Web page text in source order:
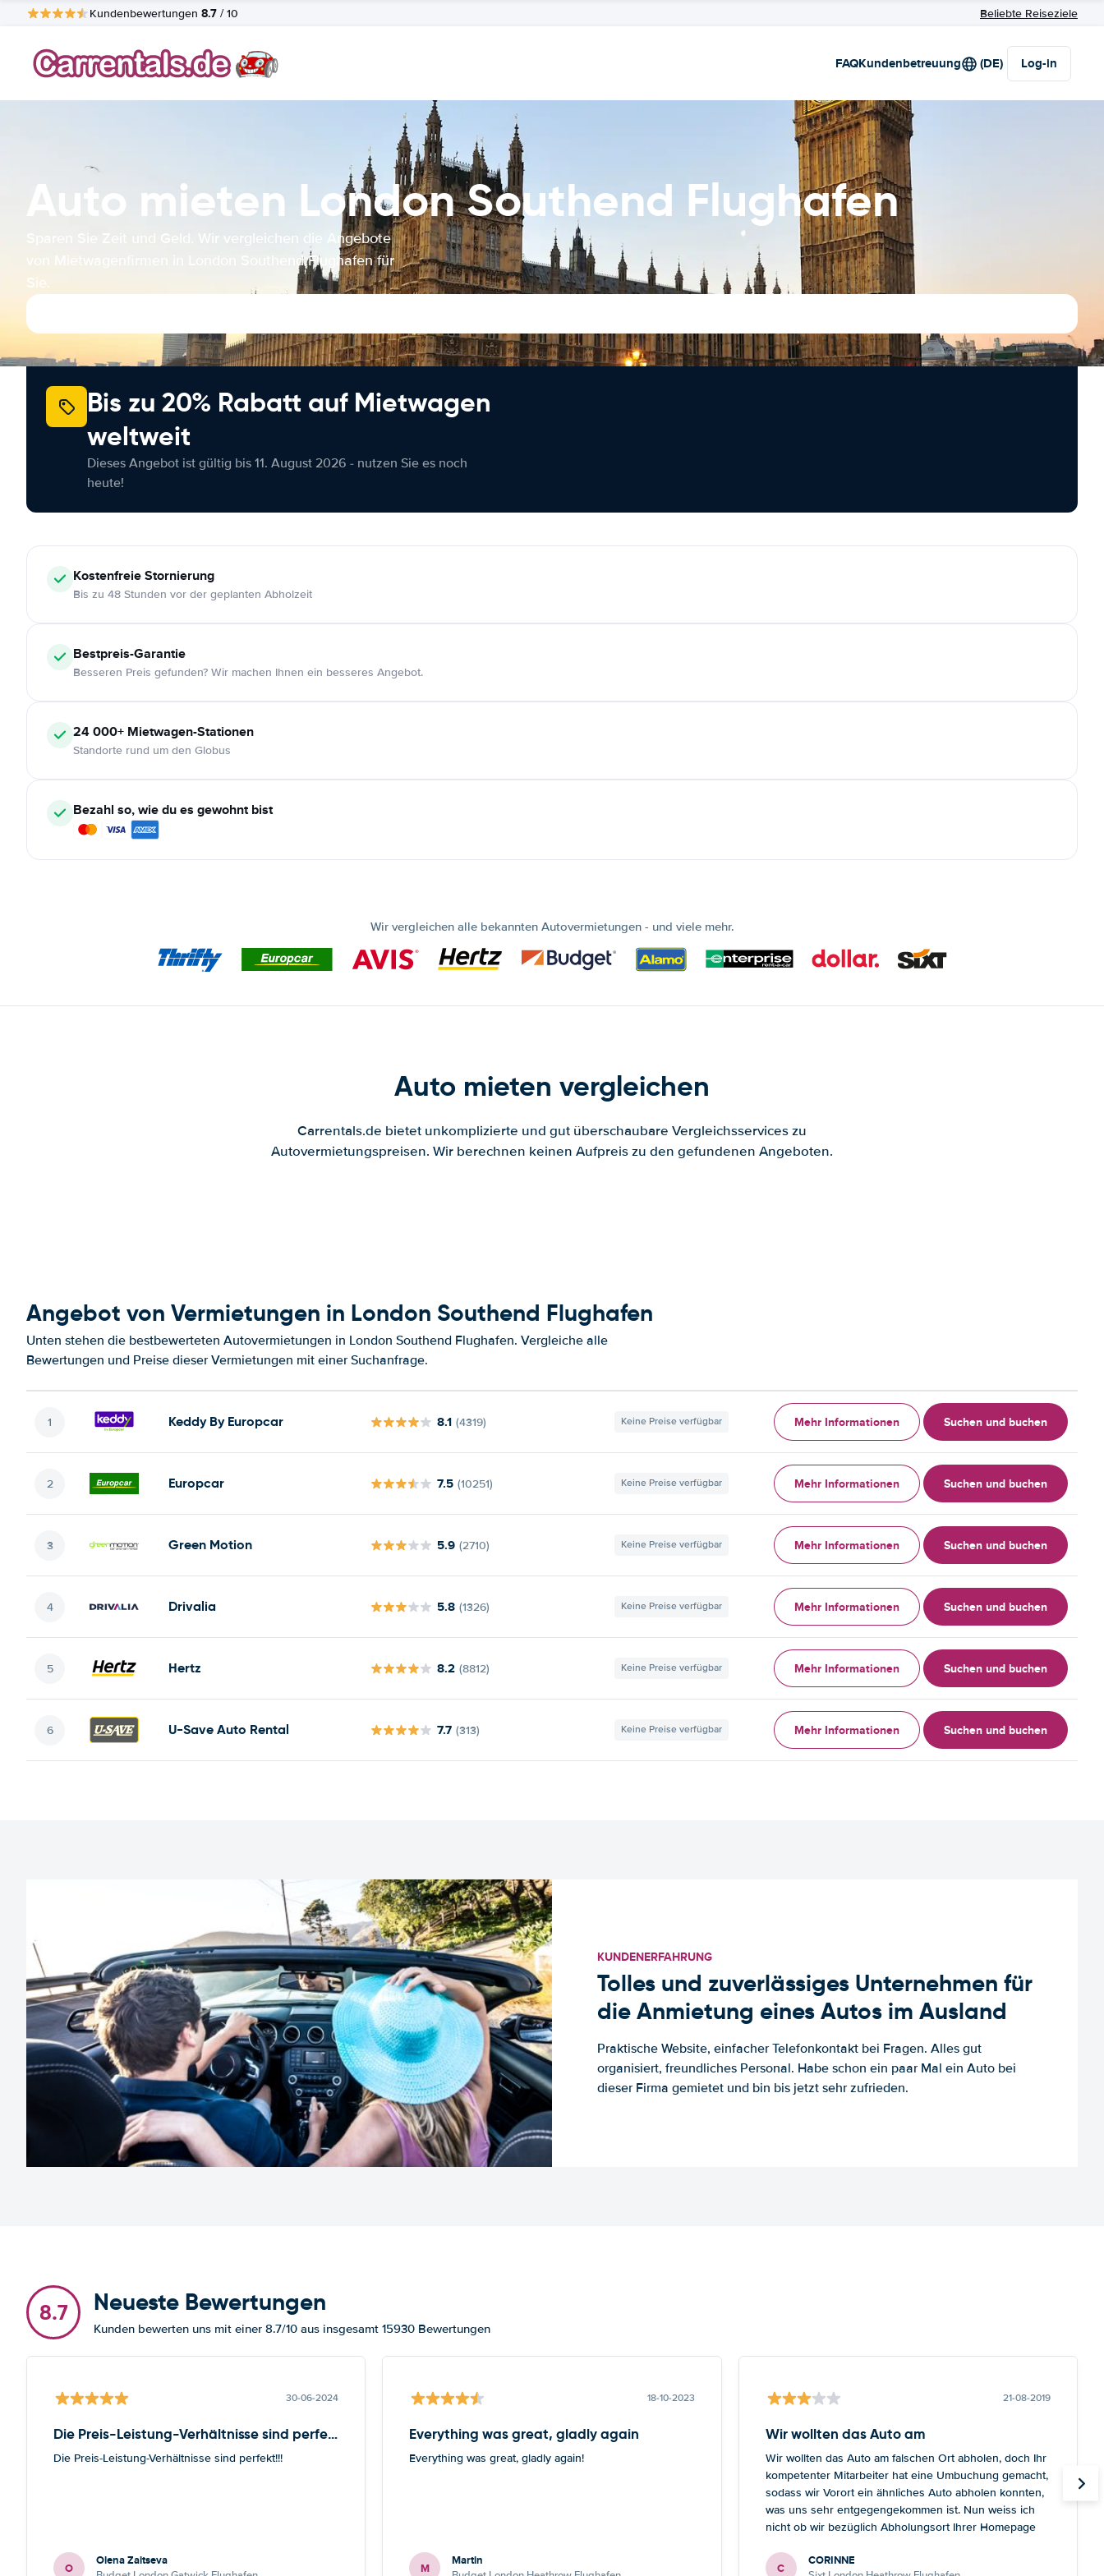
Kundenbewertungen 8.7 / 10 Beliebte Reiseziele
FAQKundenbetreuung (DE) Log-in
Auto mieten London Southend Flughafen
Sparen Sie Zeit und Geld. Wir vergleichen die Angebote
von Mietwagenfirmen in London Southend Flughafen für
Sie.
Bis zu 20% Rabatt auf Mietwagen
weltweit
Dieses Angebot ist gültig bis 11. August 2026 - nutzen Sie es noch
heute!
KostenfreieStornierung
Bis zu 48 Stunden vor der geplanten Abholzeit
Bestpreis-Garantie
Besseren Preis gefunden? Wir machen Ihnen ein besseres Angebot.
24 000+ Mietwagen-Stationen
Standorte rund um den Globus
Bezahl so, wie du es gewohnt bist
Wir vergleichen alle bekannten Autovermietungen - und viele mehr.
Auto mieten vergleichen
Carrentals.de bietet unkomplizierte und gut überschaubare Vergleichsservices zu
Autovermietungspreisen. Wir berechnen keinen Aufpreis zu den gefundenen Angeboten.
Angebot von Vermietungen in London Southend Flughafen
Unten stehen die bestbewerteten Autovermietungen in London Southend Flughafen. Vergleiche alle
Bewertungen und Preise dieser Vermietungen mit einer Suchanfrage.
Keddy By Europcar 8.1 (4319) Keine Preise verfügbar Mehr Informationen Suchen und buchen
Europcar 7.5 (10251) Keine Preise verfügbar Mehr Informationen Suchen und buchen
Green Motion 5.9 (2710) Keine Preise verfügbar Mehr Informationen Suchen und buchen
Drivalia 5.8 (1326) Keine Preise verfügbar Mehr Informationen Suchen und buchen
Hertz 8.2 (8812) Keine Preise verfügbar Mehr Informationen Suchen und buchen
U-Save Auto Rental 7.7 (313) Keine Preise verfügbar Mehr Informationen Suchen und buchen
KUNDENERFAHRUNG
Tolles und zuverlässiges Unternehmen für
die Anmietung eines Autos im Ausland
Praktische Website, einfacher Telefonkontakt bei Fragen. Alles gut
organisiert, freundliches Personal. Habe schon ein paar Mal ein Auto bei
dieser Firma gemietet und bin bis jetzt sehr zufrieden.
8.7 Neueste Bewertungen
Kunden bewerten uns mit einer 8.7/10 aus insgesamt 15930 Bewertungen
30-06-2024
Die Preis-Leistung-Verhältnisse sind perfekt!!!
Die Preis-Leistung-Verhältnisse sind perfekt!!!
O Olena Zaitseva
18-10-2023
Everything was great, gladly again
Everything was great, gladly again!
M Martin
21-08-2019
Wir wollten das Auto am
Wir wollten das Auto am falschen Ort abholen, doch Ihr
kompetenter Mitarbeiter hat eine Umbuchung gemacht,
sodass wir Vorort ein ähnliches Auto abholen konnten,
was uns sehr entgegengekommen ist. Nun weiss ich
nicht ob wir bezüglich Abholungsort Ihrer Homepage
auf Ihrer Seite nicht klar ersichtlich ist. Wie auch immer,
C CORINNE